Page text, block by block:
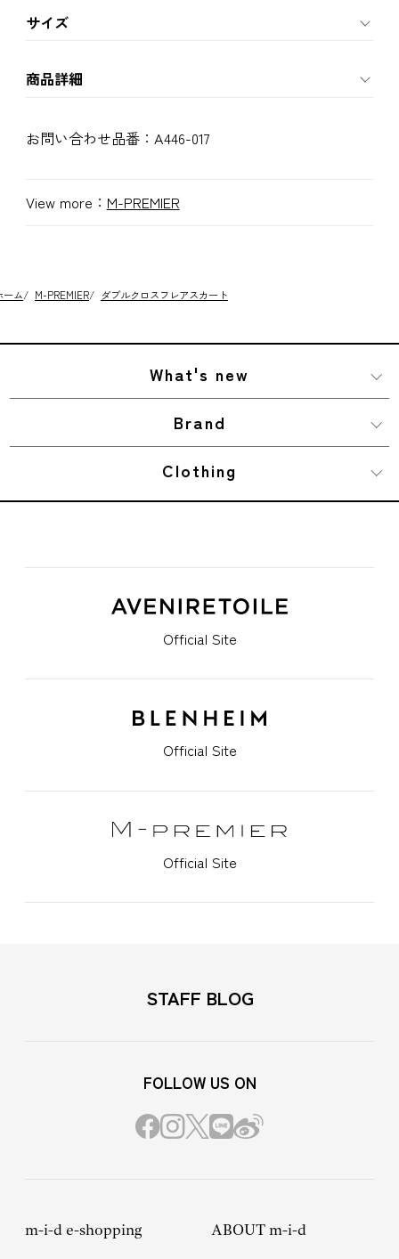
サイズ
商品詳細
お問い合わせ品番： A446-017
View more： M-PREMIER
ーム/ M-PREMIER/ ダブルクロスフレアスカート
What's new
Brand
Clothing
Official Site
Official Site
Official Site
STAFF BLOG
FOLLOW US ON
m-i-d e-shopping ABOUT m-i-d